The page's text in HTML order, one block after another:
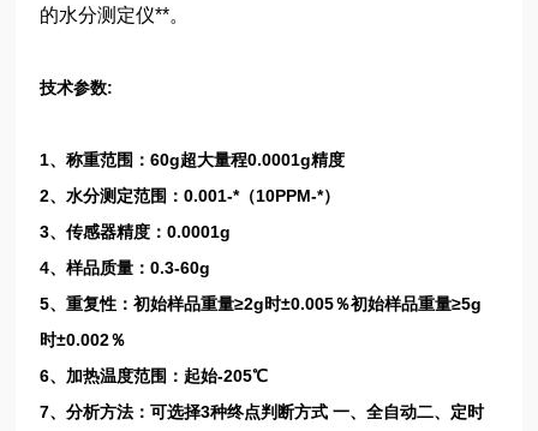
的水分测定仪**。
技术参数:
1、称重范围：60g超大量程0.0001g精度
2、水分测定范围：0.001-*（10PPM-*）
3、传感器精度：0.0001g
4、样品质量：0.3-60g
5、重复性：初始样品重量≥2g时±0.005％初始样品重量≥5g
时±0.002％
6、加热温度范围：起始-205℃
7、分析方法：可选择3种终点判断方式 一、全自动二、定时